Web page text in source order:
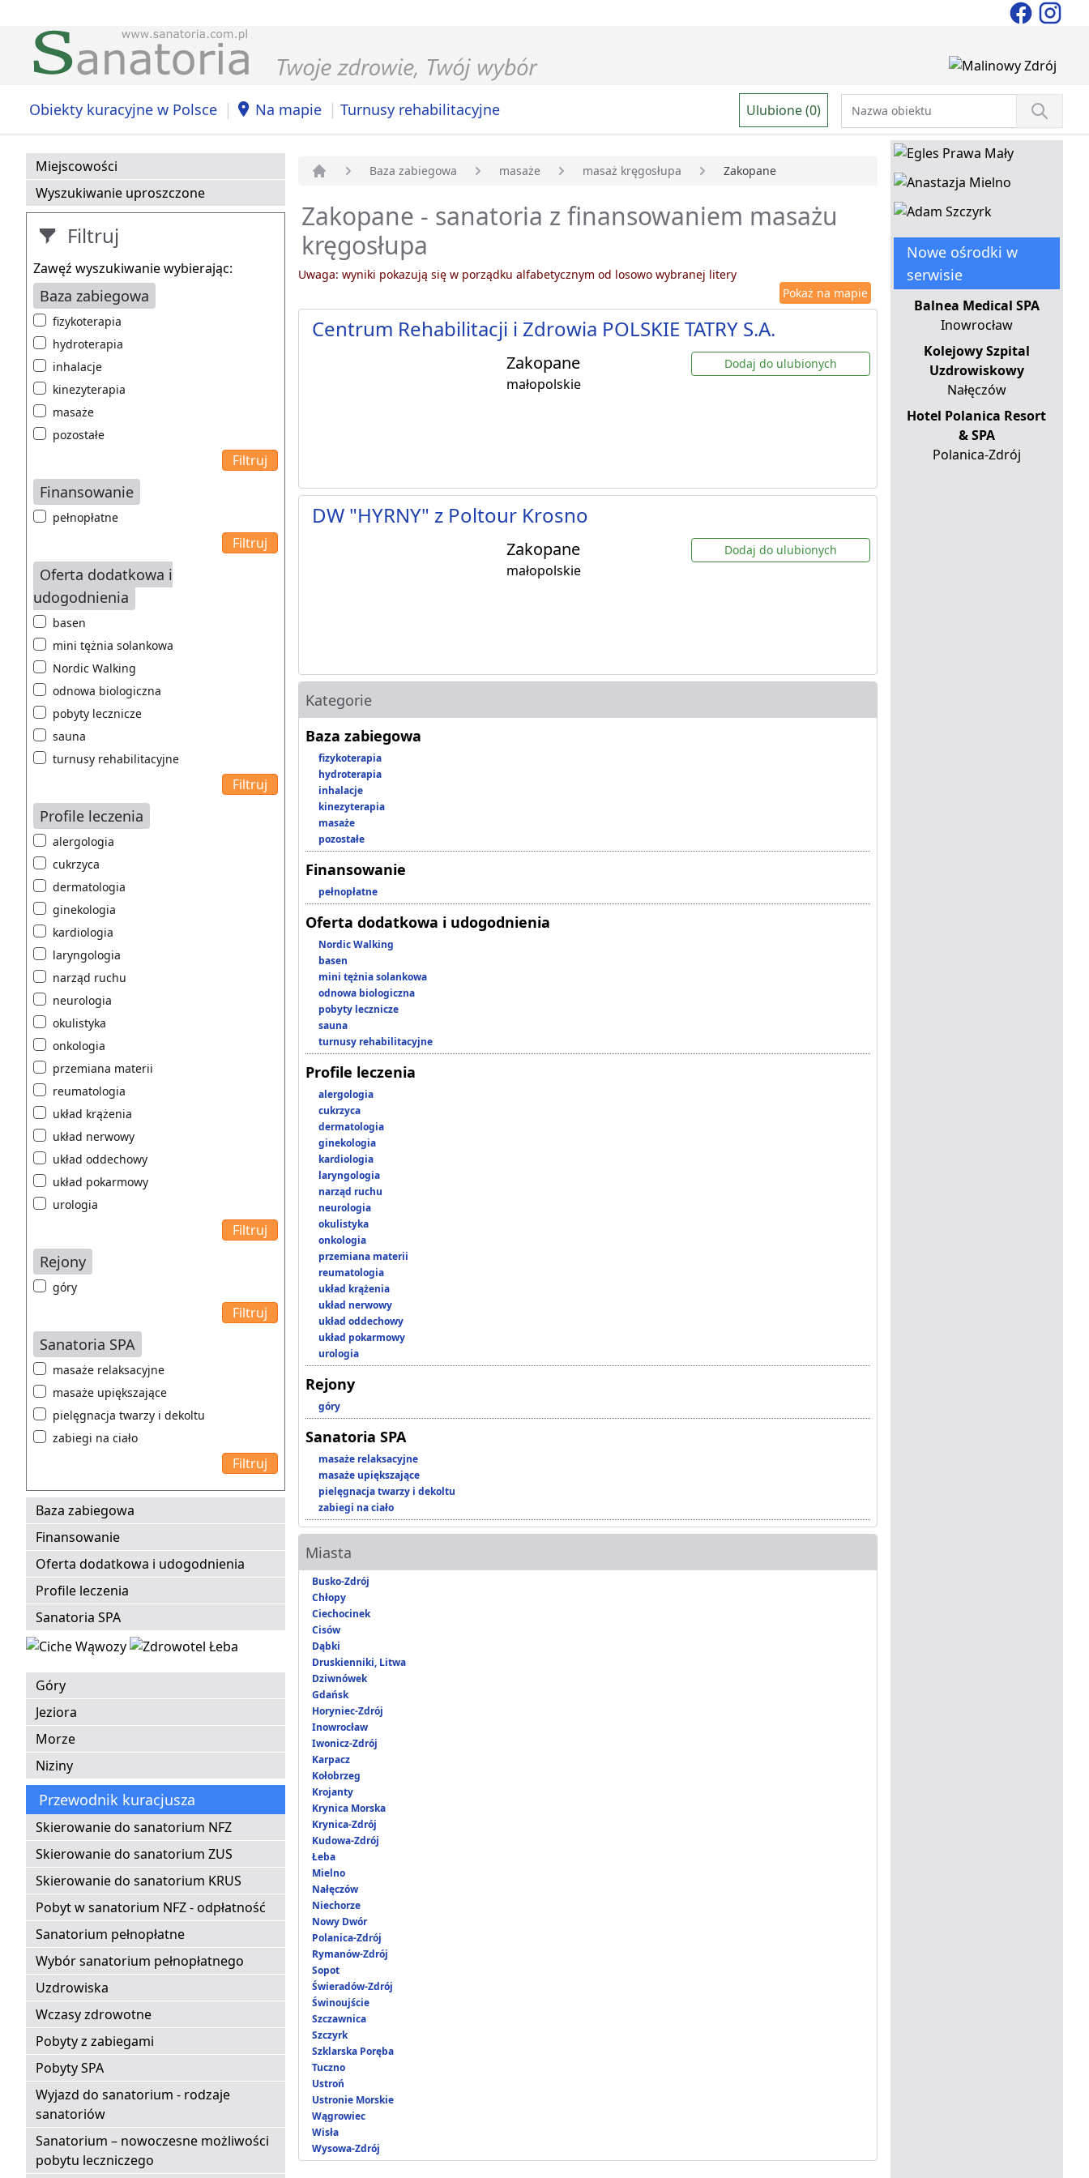
Obiekty kuracyjne w Polsce | Na mapie | Turnusy rehabilitacyjne Ulubione (0)
Miejscowości
Wyszukiwanie uproszczone
Filtruj
Zawęź wyszukiwanie wybierając:
Baza zabiegowa
fizykoterapia
hydroterapia
inhalacje
kinezyterapia
masaże
pozostałe
Finansowanie
pełnopłatne
Oferta dodatkowa i
udogodnienia
basen
mini tężnia solankowa
Nordic Walking
odnowa biologiczna
pobyty lecznicze
sauna
turnusy rehabilitacyjne
Profile leczenia
alergologia
cukrzyca
dermatologia
ginekologia
kardiologia
laryngologia
narząd ruchu
neurologia
okulistyka
onkologia
przemiana materii
reumatologia
układ krążenia
układ nerwowy
układ oddechowy
układ pokarmowy
urologia
Rejony
góry
Sanatoria SPA
masaże relaksacyjne
masaże upiększające
pielęgnacja twarzy i dekoltu
zabiegi na ciało
Baza zabiegowa
Finansowanie
Oferta dodatkowa i udogodnienia
Profile leczenia
Sanatoria SPA
Góry
Jeziora
Morze
Niziny
Przewodnik kuracjusza
Skierowanie do sanatorium NFZ
Skierowanie do sanatorium ZUS
Skierowanie do sanatorium KRUS
Pobyt w sanatorium NFZ - odpłatność
Sanatorium pełnopłatne
Wybór sanatorium pełnopłatnego
Uzdrowiska
Wczasy zdrowotne
Pobyty z zabiegami
Pobyty SPA
Wyjazd do sanatorium - rodzaje
sanatoriów
Sanatorium – nowoczesne możliwości
pobytu leczniczego
Baza zabiegowa masaże masaż kręgosłupa Zakopane
Zakopane - sanatoria z finansowaniem masażu
kręgosłupa
Uwaga: wyniki pokazują się w porządku alfabetycznym od losowo wybranej litery
Pokaż na mapie
Centrum Rehabilitacji i Zdrowia POLSKIE TATRY S.A.
Zakopane
małopolskie
Dodaj do ulubionych
DW "HYRNY" z Poltour Krosno
Zakopane
małopolskie
Dodaj do ulubionych
Kategorie
Baza zabiegowa
fizykoterapia
hydroterapia
inhalacje
kinezyterapia
masaże
pozostałe
Finansowanie
pełnopłatne
Oferta dodatkowa i udogodnienia
Nordic Walking
basen
mini tężnia solankowa
odnowa biologiczna
pobyty lecznicze
sauna
turnusy rehabilitacyjne
Profile leczenia
alergologia
cukrzyca
dermatologia
ginekologia
kardiologia
laryngologia
narząd ruchu
neurologia
okulistyka
onkologia
przemiana materii
reumatologia
układ krążenia
układ nerwowy
układ oddechowy
układ pokarmowy
urologia
Rejony
góry
Sanatoria SPA
masaże relaksacyjne
masaże upiększające
pielęgnacja twarzy i dekoltu
zabiegi na ciało
Miasta
Busko-Zdrój
Chłopy
Ciechocinek
Cisów
Dąbki
Druskienniki, Litwa
Dziwnówek
Gdańsk
Horyniec-Zdrój
Inowrocław
Iwonicz-Zdrój
Karpacz
Kołobrzeg
Krojanty
Krynica Morska
Krynica-Zdrój
Kudowa-Zdrój
Łeba
Mielno
Nałęczów
Niechorze
Nowy Dwór
Polanica-Zdrój
Rymanów-Zdrój
Sopot
Świeradów-Zdrój
Świnoujście
Szczawnica
Szczyrk
Szklarska Poręba
Tuczno
Ustroń
Ustronie Morskie
Wągrowiec
Wisła
Wysowa-Zdrój
Nowe ośrodki w
serwisie
Balnea Medical SPA
Inowrocław
Kolejowy Szpital
Uzdrowiskowy
Nałęczów
Hotel Polanica Resort
& SPA
Polanica-Zdrój